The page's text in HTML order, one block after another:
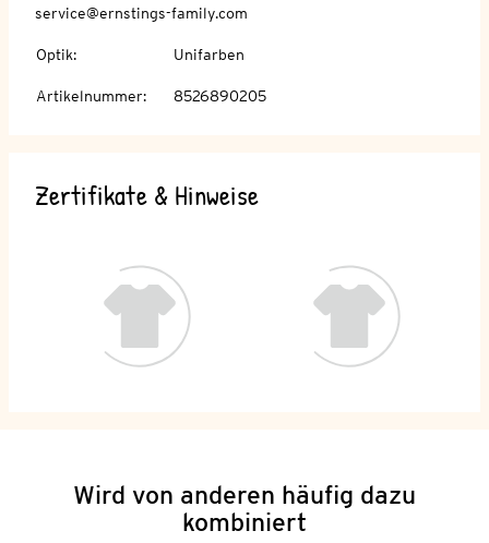
service@ernstings-family.com
Optik: Unifarben
Artikelnummer: 8526890205
Zertifikate & Hinweise
Wird von anderen häufig dazu
kombiniert